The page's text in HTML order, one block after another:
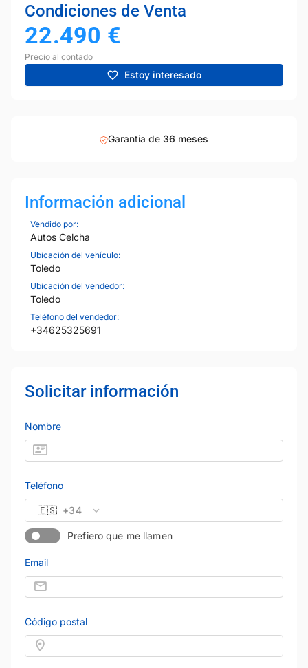
Condiciones de Venta
22.490 €
Precio al contado
Estoy interesado
Garantia de 36 meses
Información adicional
Vendido por:
Autos Celcha
Ubicación del vehículo:
Toledo
Ubicación del vendedor:
Toledo
Teléfono del vendedor:
+34625325691
Solicitar información
Nombre
Teléfono
🇪🇸 +34
Prefiero que me llamen
Email
Código postal